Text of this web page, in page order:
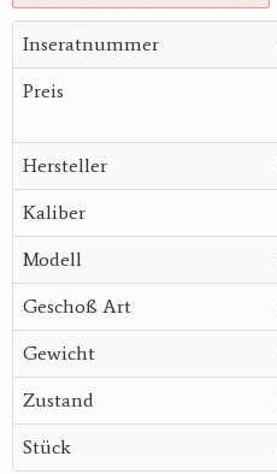
Inseratnummer
Preis
Hersteller
Kaliber
Modell
Geschoß Art
Gewicht
Zustand
Stück